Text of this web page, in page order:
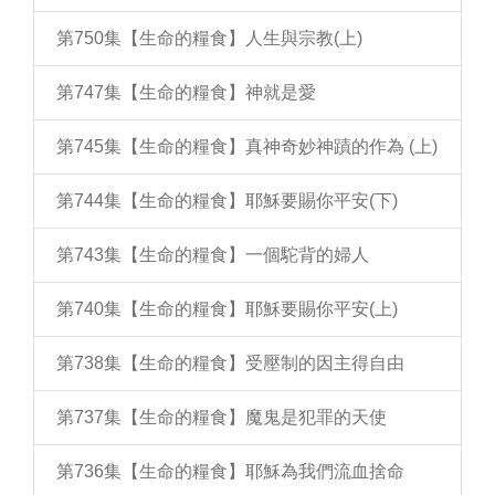
第750集【生命的糧食】人生與宗教(上)
第747集【生命的糧食】神就是愛
第745集【生命的糧食】真神奇妙神蹟的作為 (上)
第744集【生命的糧食】耶穌要賜你平安(下)
第743集【生命的糧食】一個駝背的婦人
第740集【生命的糧食】耶穌要賜你平安(上)
第738集【生命的糧食】受壓制的因主得自由
第737集【生命的糧食】魔鬼是犯罪的天使
第736集【生命的糧食】耶穌為我們流血捨命